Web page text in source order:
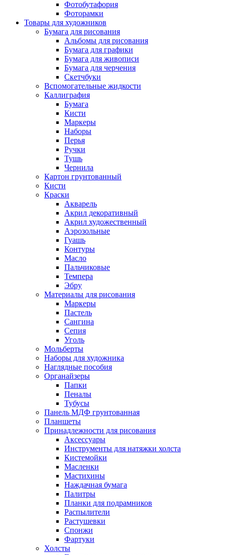
Фотобутафория
Фоторамки
Товары для художников
Бумага для рисования
Альбомы для рисования
Бумага для графики
Бумага для живописи
Бумага для черчения
Скетчбуки
Вспомогательные жидкости
Каллиграфия
Бумага
Кисти
Маркеры
Наборы
Перья
Ручки
Тушь
Чернила
Картон грунтованный
Кисти
Краски
Акварель
Акрил декоративный
Акрил художественный
Аэрозольные
Гуашь
Контуры
Масло
Пальчиковые
Темпера
Эбру
Материалы для рисования
Маркеры
Пастель
Сангина
Сепия
Уголь
Мольберты
Наборы для художника
Наглядные пособия
Органайзеры
Папки
Пеналы
Тубусы
Панель МДФ грунтованная
Планшеты
Принадлежности для рисования
Аксессуары
Инструменты для натяжки холста
Кистемойки
Масленки
Мастихины
Наждачная бумага
Палитры
Планки для подрамников
Распылители
Растушевки
Спонжи
Фартуки
Холсты